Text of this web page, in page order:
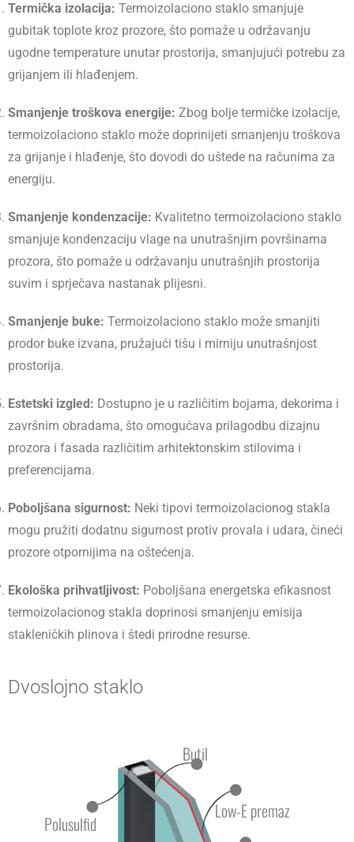
Termička izolacija: Termoizolaciono staklo smanjuje
gubitak toplote kroz prozore, što pomaže u održavanju
ugodne temperature unutar prostorija, smanjujući potrebu za
grijanjem ili hlađenjem.
Smanjenje troškova energije: Zbog bolje termičke izolacije,
termoizolaciono staklo može doprinijeti smanjenju troškova
za grijanje i hlađenje, što dovodi do uštede na računima za
energiju.
Smanjenje kondenzacije: Kvalitetno termoizolaciono staklo
smanjuje kondenzaciju vlage na unutrašnjim površinama
prozora, što pomaže u održavanju unutrašnjih prostorija
suvim i sprječava nastanak plijesni.
Smanjenje buke: Termoizolaciono staklo može smanjiti
prodor buke izvana, pružajući tišu i mirniju unutrašnjost
prostorija.
Estetski izgled: Dostupno je u različitim bojama, dekorima i
završnim obradama, što omogućava prilagodbu dizajnu
prozora i fasada različitim arhitektonskim stilovima i
preferencijama.
Poboljšana sigurnost: Neki tipovi termoizolacionog stakla
mogu pružiti dodatnu sigurnost protiv provala i udara, čineći
prozore otpornijima na oštećenja.
Ekološka prihvatljivost: Poboljšana energetska efikasnost
termoizolacionog stakla doprinosi smanjenju emisija
stakleničkih plinova i štedi prirodne resurse.
Dvoslojno staklo
Polusulfid
Butil
Low-E premaz